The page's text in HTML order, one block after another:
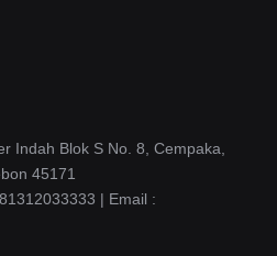
Indah Blok S No. 8, Cempaka,
45171
| Email :